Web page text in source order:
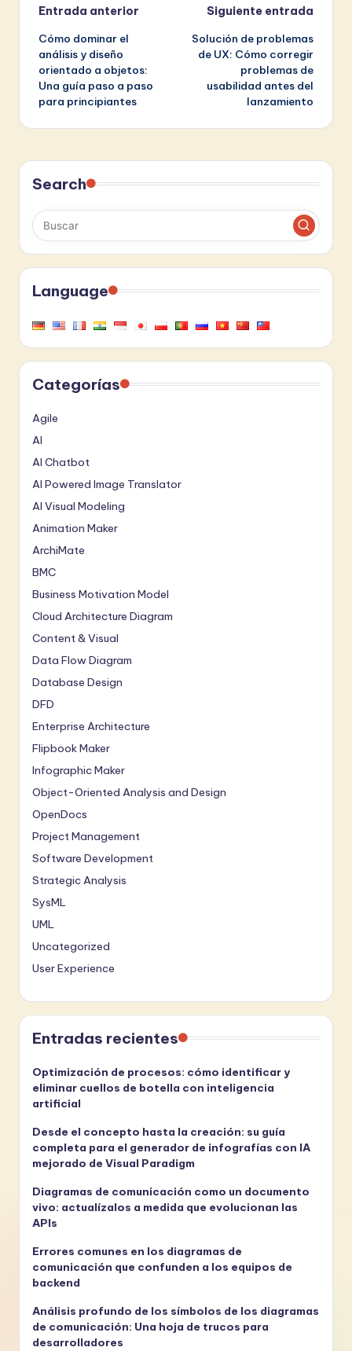
Navegación
de
entradas
Entrada anterior
Cómo dominar el
análisis y diseño
orientado a objetos:
Una guía paso a paso
para principiantes
Siguiente entrada
Solución de problemas
de UX: Cómo corregir
problemas de
usabilidad antes del
lanzamiento
Search
Language
Categorías
Agile
AI
AI Chatbot
AI Powered Image Translator
AI Visual Modeling
Animation Maker
ArchiMate
BMC
Business Motivation Model
Cloud Architecture Diagram
Content & Visual
Data Flow Diagram
Database Design
DFD
Enterprise Architecture
Flipbook Maker
Infographic Maker
Object-Oriented Analysis and Design
OpenDocs
Project Management
Software Development
Strategic Analysis
SysML
UML
Uncategorized
User Experience
Entradas recientes
Optimización de procesos: cómo identificar y
eliminar cuellos de botella con inteligencia
artificial
Desde el concepto hasta la creación: su guía
completa para el generador de infografías con IA
mejorado de Visual Paradigm
Diagramas de comunicación como un documento
vivo: actualízalos a medida que evolucionan las
APIs
Errores comunes en los diagramas de
comunicación que confunden a los equipos de
backend
Análisis profundo de los símbolos de los diagramas
de comunicación: Una hoja de trucos para
desarrolladores